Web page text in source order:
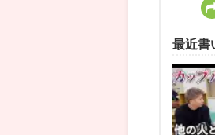
最近書